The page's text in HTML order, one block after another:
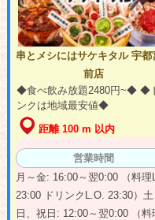
串とメシにはサケキタル 宇都
前店
◆食べ飲み放題2480円~◆ ◆
ンクは地域最安値◆
距離 100 m 以内
営業時間
月～金: 16:00～翌0:00 （料理
23:00 ドリンクL.O. 23:30）土
日、祝日: 12:00～翌0:00 （料